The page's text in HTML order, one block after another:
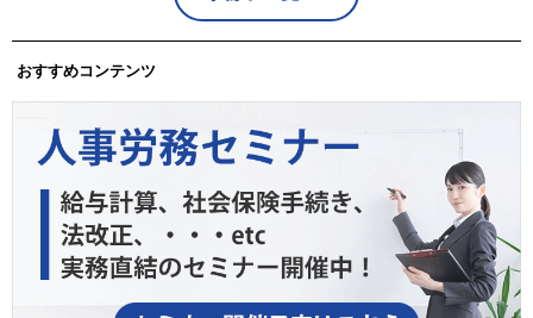
おすすめコンテンツ